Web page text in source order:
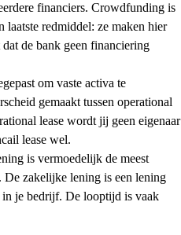
financiers. Crowdfunding is
laatste redmiddel: ze maken hier
de bank geen financiering
om vaste activa te
gemaakt tussen operational
lease wordt jij geen eigenaar
lease wel.
is vermoedelijk de meest
zakelijke lening is een lening
je bedrijf. De looptijd is vaak